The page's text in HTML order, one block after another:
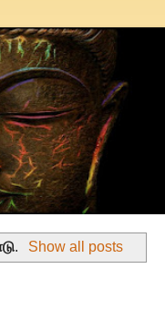
. Show all posts